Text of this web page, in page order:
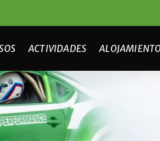
ACTIVIDADES